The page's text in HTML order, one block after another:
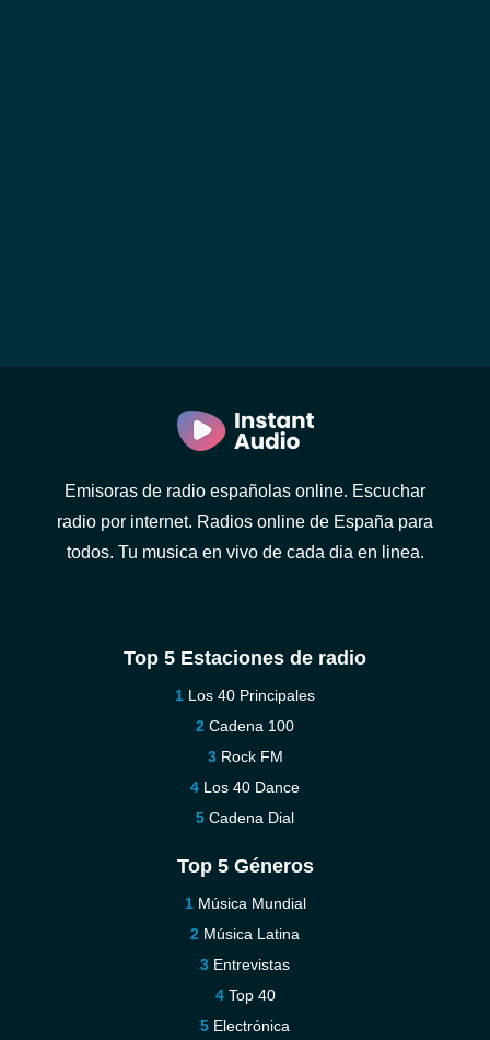
Emisoras de radio españolas online. Escuchar
radio por internet. Radios online de España para
todos. Tu musica en vivo de cada dia en linea.
Top 5 Estaciones de radio
Los 40 Principales
Cadena 100
Rock FM
Los 40 Dance
Cadena Dial
Top 5 Géneros
Música Mundial
Música Latina
Entrevistas
Top 40
Electrónica